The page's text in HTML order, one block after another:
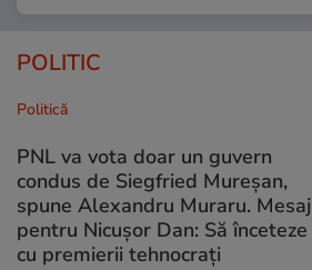
POLITIC
Politică
PNL va vota doar un guvern
condus de Siegfried Mureșan,
spune Alexandru Muraru. Mesaj
pentru Nicușor Dan: Să înceteze
cu premierii tehnocrați